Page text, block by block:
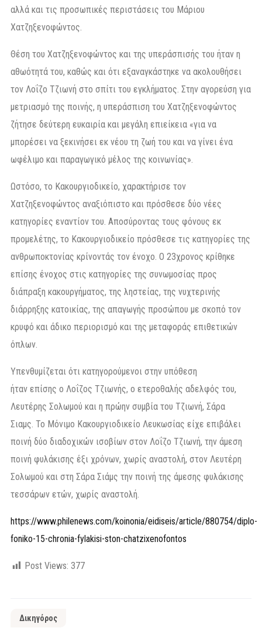
αλλά και τις προσωπικές περιστάσεις του Μάριου
Χατζηξενοφώντος.
Θέση του Χατζηξενοφώντος και της υπεράσπισής του ήταν η
αθωότητά του, καθώς και ότι εξαναγκάστηκε να ακολουθήσει
τον Λοΐζο Τζιωνή στο σπίτι του εγκλήματος. Στην αγορεύση για
μετριασμό της ποινής, η υπεράσπιση του Χατζηξενοφώντος
ζήτησε δεύτερη ευκαιρία και μεγάλη επιείκεια «για να
μπορέσει να ξεκινήσει εκ νέου τη ζωή του και να γίνει ένα
ωφέλιμο και παραγωγικό μέλος της κοινωνίας».
Ωστόσο, το Κακουργιοδικείο, χαρακτήρισε τον
Χατζηξενοφώντος αναξιόπιστο και πρόσθεσε δύο νέες
κατηγορίες εναντίον του. Αποσύροντας τους φόνους εκ
προμελέτης, το Κακουργιοδικείο πρόσθεσε τις κατηγορίες της
ανθρωποκτονίας κρίνοντάς τον ένοχο. Ο 23χρονος κρίθηκε
επίσης ένοχος στις κατηγορίες της συνωμοσίας προς
διάπραξη κακουργήματος, της ληστείας, της νυχτερινής
διάρρηξης κατοικίας, της απαγωγής προσώπου με σκοπό τον
κρυφό και άδικο περιορισμό και της μεταφοράς επιθετικών
όπλων.
Υπενθυμίζεται ότι κατηγορούμενοι στην υπόθεση
ήταν επίσης ο Λοΐζος Τζιωνής, ο ετεροθαλής αδελφός του,
Λευτέρης Σολωμού και η πρώην συμβία του Τζιωνή, Σάρα
Σιαμς. Το Μόνιμο Κακουργιοδικείο Λευκωσίας είχε επιβάλει
ποινή δύο διαδοχικών ισοβίων στον Λοΐζο Τζιωνή, την άμεση
ποινή φυλάκισης έξι χρόνων, χωρίς αναστολή, στον Λευτέρη
Σολωμού και στη Σάρα Σιάμς την ποινή της άμεσης φυλάκισης
τεσσάρων ετών, χωρίς αναστολή.
https://www.philenews.com/koinonia/eidiseis/article/880754/diplo-
foniko-15-chronia-fylakisi-ston-chatzixenofontos
Post Views: 377
Δικηγόρος